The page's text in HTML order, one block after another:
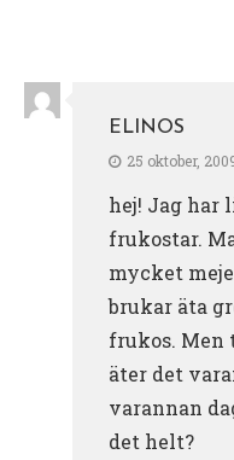
ELINOS
25 oktober,
hej! Jag har
frukostar.
mycket
brukar äta
frukos. Men
äter det
varannan
det helt?